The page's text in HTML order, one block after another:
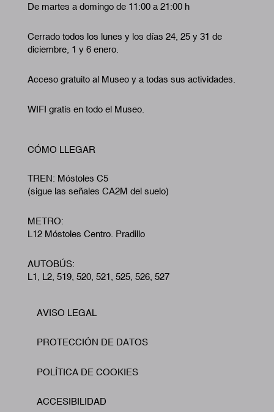
De martes a domingo de 11:00 a 21:00 h
Cerrado todos los lunes y los días 24, 25 y 31 de
diciembre, 1 y 6 enero.
Acceso gratuito al Museo y a todas sus actividades.
WIFI gratis en todo el Museo.
CÓMO LLEGAR
TREN: Móstoles C5
(sigue las señales CA2M del suelo)
METRO:
L12 Móstoles Centro. Pradillo
AUTOBÚS:
L1, L2, 519, 520, 521, 525, 526, 527
Footer
AVISO LEGAL
PROTECCIÓN DE DATOS
POLÍTICA DE COOKIES
ACCESIBILIDAD